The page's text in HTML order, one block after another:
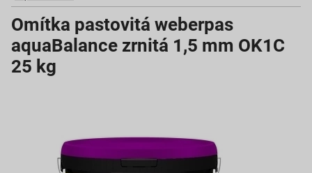
Omítka pastovitá weberpas
aquaBalance zrnitá 1,5 mm OK1C
25 kg